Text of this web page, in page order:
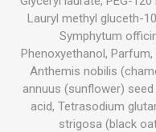
Lauryl methyl gluceth-
Symphytum
Phenoxyethanol,
Anthemis nobilis
annuus (sunflower)
acid, Tetrasodium
strigosa (black